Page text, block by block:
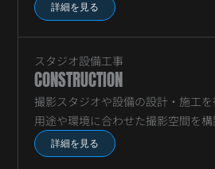
詳細を見る
スタジオ設備工事
CONSTRUCTION
撮影スタジオや設備の設計・施工を
用途や環境に合わせた撮影空間を構
詳細を見る